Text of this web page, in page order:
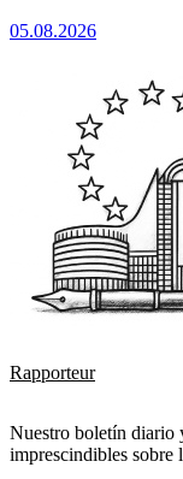
05.08.2026
Rapporteur
Nuestro boletín diario
imprescindibles sobre